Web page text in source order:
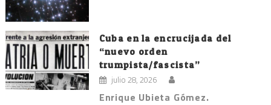
Cuba en la encrucijada del
“nuevo orden
trumpista/fascista”
julio 28, 2026
Enrique Ubieta Gómez.